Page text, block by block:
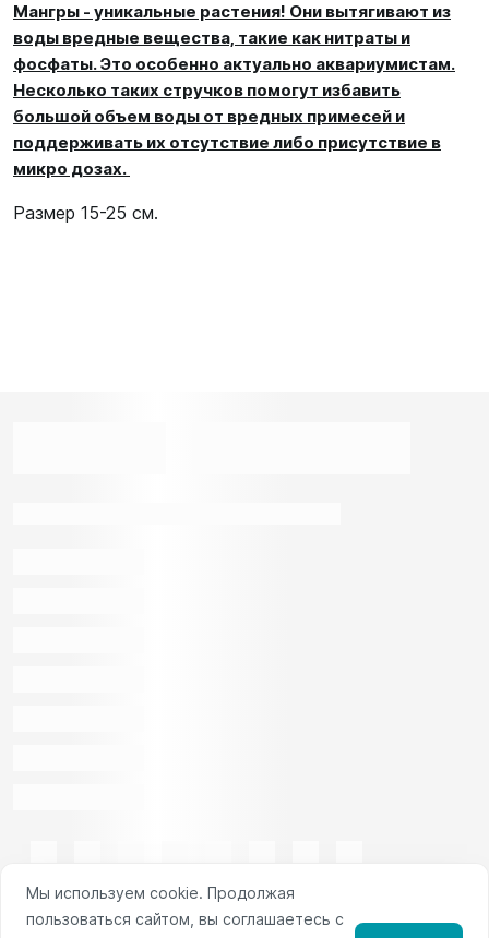
Мангры - уникальные растения! Они вытягивают из
воды вредные вещества, такие как нитраты и
фосфаты. Это особенно актуально аквариумистам.
Несколько таких стручков помогут избавить
большой объем воды от вредных примесей и
поддерживать их отсутствие либо присутствие в
микро дозах.
Размер 15-25 см.
Мы используем cookie. Продолжая
пользоваться сайтом, вы соглашаетесь с